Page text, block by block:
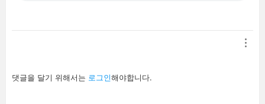
답
글
댓글을 달기 위해서는 로그인해야합니다.